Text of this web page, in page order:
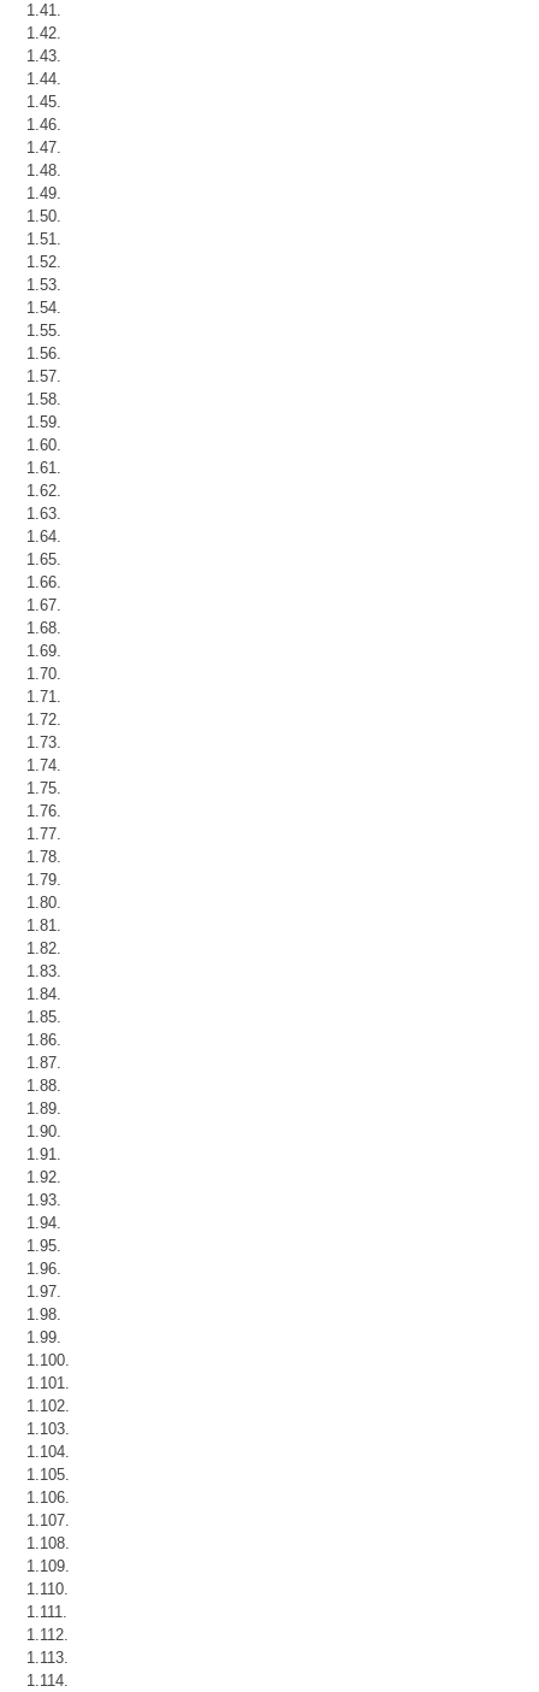
1.41.
1.42.
1.43.
1.44.
1.45.
1.46.
1.47.
1.48.
1.49.
1.50.
1.51.
1.52.
1.53.
1.54.
1.55.
1.56.
1.57.
1.58.
1.59.
1.60.
1.61.
1.62.
1.63.
1.64.
1.65.
1.66.
1.67.
1.68.
1.69.
1.70.
1.71.
1.72.
1.73.
1.74.
1.75.
1.76.
1.77.
1.78.
1.79.
1.80.
1.81.
1.82.
1.83.
1.84.
1.85.
1.86.
1.87.
1.88.
1.89.
1.90.
1.91.
1.92.
1.93.
1.94.
1.95.
1.96.
1.97.
1.98.
1.99.
1.100.
1.101.
1.102.
1.103.
1.104.
1.105.
1.106.
1.107.
1.108.
1.109.
1.110.
1.111.
1.112.
1.113.
1.114.